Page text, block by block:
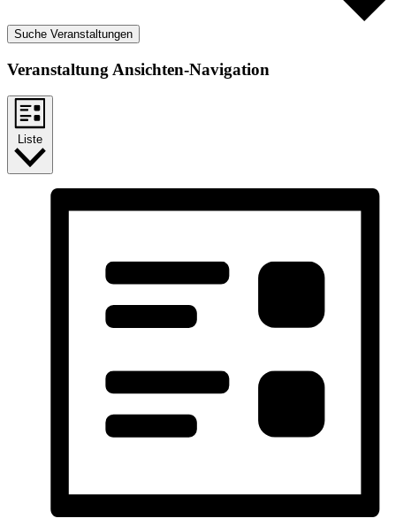
Suche Veranstaltungen
Veranstaltung Ansichten-Navigation
Liste